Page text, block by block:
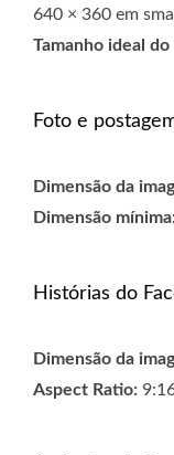
640 × 360 em
Tamanho ideal
Foto e
Dimensão da
Dimensão
Histórias do
Dimensão da
Aspect Ratio: